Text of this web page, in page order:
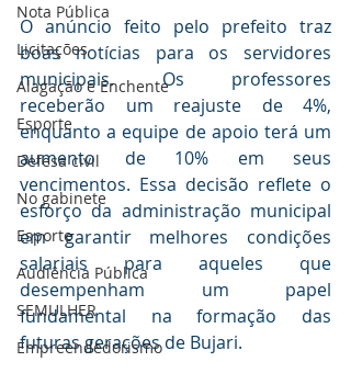
Nota Pública
Licitações
Alagação e Enchente
Esporte
Defesa civil
No gabinete
Esporte
Audiência Pública
SEMULHER
Empreendedorismo
O anúncio feito pelo prefeito traz
boas notícias para os servidores
municipais. Os professores
receberão um reajuste de 4%,
enquanto a equipe de apoio terá um
aumento de 10% em seus
vencimentos. Essa decisão reflete o
esforço da administração municipal
em garantir melhores condições
salariais para aqueles que
desempenham um papel
fundamental na formação das
futuras gerações de Bujari.